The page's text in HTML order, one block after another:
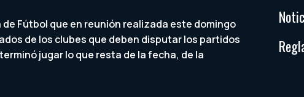
Fútbol que en reunión realizada este domingo
de los clubes que deben disputar los partidos
jugar lo que resta de la fecha, de la